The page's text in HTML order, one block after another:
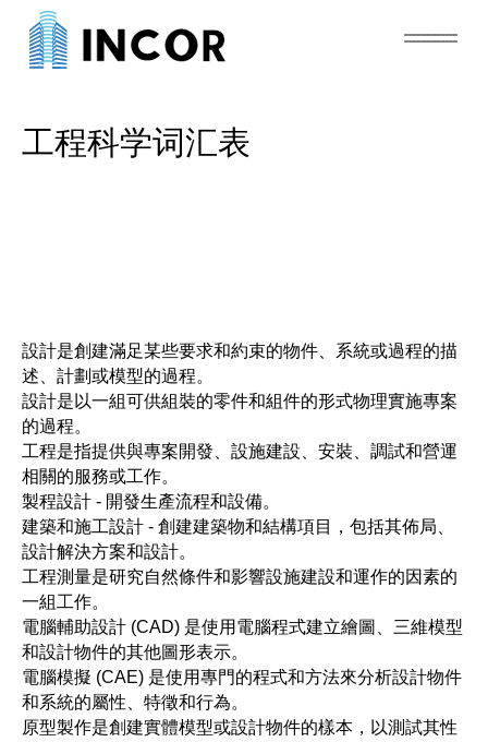
工程科学词汇表
設計是創建滿足某些要求和約束的物件、系統或過程的描
述、計劃或模型的過程。
設計是以一組可供組裝的零件和組件的形式物理實施專案
的過程。
工程是指提供與專案開發、設施建設、安裝、調試和營運
相關的服務或工作。
製程設計 - 開發生產流程和設備。
建築和施工設計 - 創建建築物和結構項目，包括其佈局、
設計解決方案和設計。
工程測量是研究自然條件和影響設施建設和運作的因素的
一組工作。
電腦輔助設計 (CAD) 是使用電腦程式建立繪圖、三維模型
和設計物件的其他圖形表示。
電腦模擬 (CAE) 是使用專門的程式和方法來分析設計物件
和系統的屬性、特徵和行為。
原型製作是創建實體模型或設計物件的樣本，以測試其性